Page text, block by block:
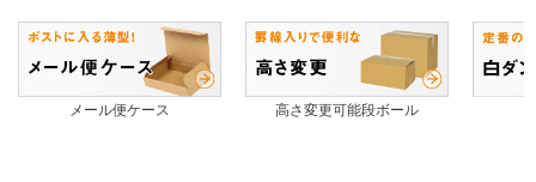
メール便ケース 高さ変更可能段ボール